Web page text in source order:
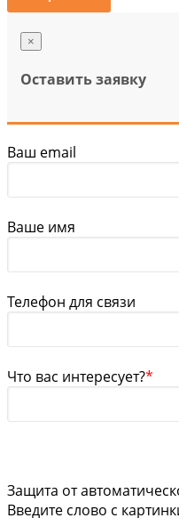
×
Оставить заявку
Ваш email
Ваше имя
Телефон для связи
Что вас интересует?*
Защита от
Введите слово с